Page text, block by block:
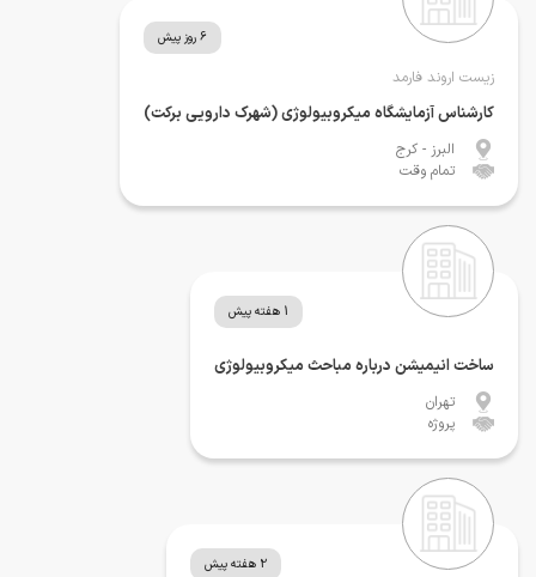
6 روز پیش
زیست اروند فارمد
کارشناس آزمایشگاه میکروبیولوژی (شهرک دارویی برکت)
البرز - کرج
تمام وقت
1 هفته پیش
ساخت انیمیشن درباره مباحث میکروبیولوژی
تهران
پروژه
2 هفته پیش